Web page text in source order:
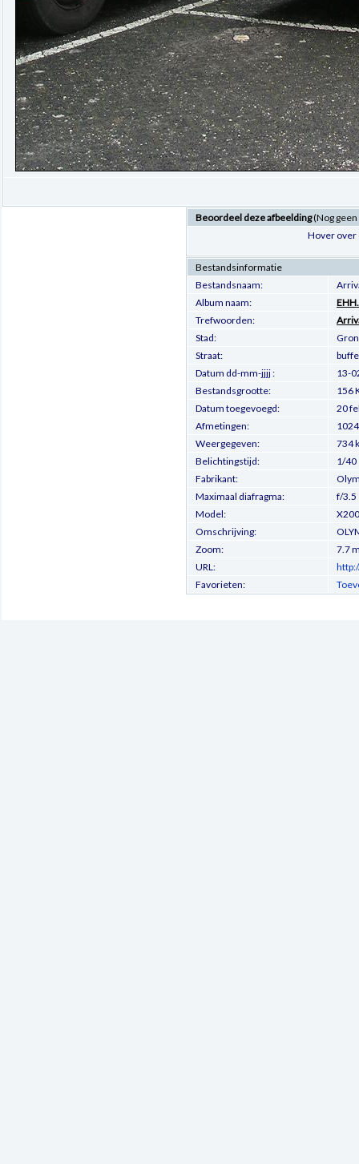
Beoordeel deze afbeelding(Nog
Hover over
Bestandsinformatie
Bestandsnaam:
Album naam:
Trefwoorden:
Stad:
Straat:
Datum dd-mm-jjjj :
13-
Bestandsgrootte:
156
Datum toegevoegd:
20
Afmetingen:
Weergegeven:
734
Belichtingstijd:
1/40
Fabrikant:
Maximaal diafragma:
f/3.5
Model:
Omschrijving:
Zoom:
7.7
URL:
Favorieten: